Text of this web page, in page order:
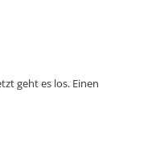
geht es los. Einen